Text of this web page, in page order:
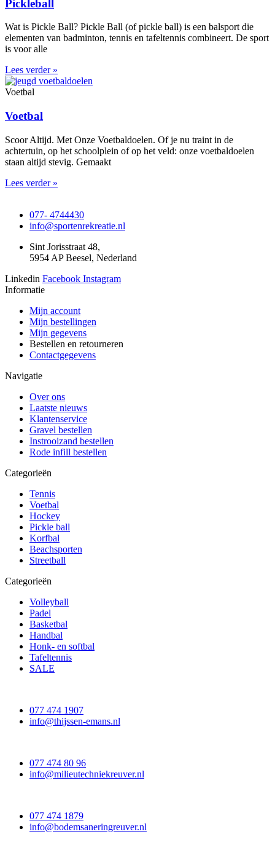
Pickleball
Wat is Pickle Ball? Pickle Ball (of pickle ball) is een balsport die
elementen van badminton, tennis en tafeltennis combineert. De sport
is voor alle
Lees verder »
Voetbal
Voetbal
Scoor Altijd. Met Onze Voetbaldoelen. Of je nu traint in de
achtertuin, op het schoolplein of op het veld: onze voetbaldoelen
staan altijd stevig. Gemaakt
Lees verder »
077- 4744430
info@sportenrekreatie.nl
Sint Jorisstraat 48,
5954 AP Beesel, Nederland
Linkedin Facebook Instagram
Informatie
Mijn account
Mijn bestellingen
Mijn gegevens
Bestellen en retourneren
Contactgegevens
Navigatie
Over ons
Laatste nieuws
Klantenservice
Gravel bestellen
Instrooizand bestellen
Rode infill bestellen
Categorieën
Tennis
Voetbal
Hockey
Pickle ball
Korfbal
Beachsporten
Streetball
Categorieën
Volleyball
Padel
Basketbal
Handbal
Honk- en softbal
Tafeltennis
SALE
077 474 1907
info@thijssen-emans.nl
077 474 80 96
info@milieutechniekreuver.nl
077 474 1879
info@bodemsaneringreuver.nl